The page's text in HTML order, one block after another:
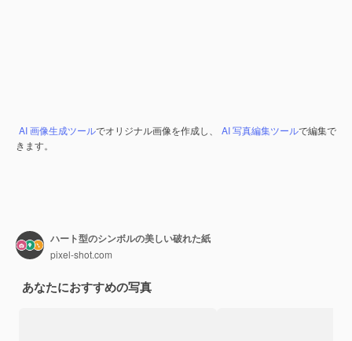
AI 画像生成ツールでオリジナル画像を作成し、 AI 写真編集ツールで編集で
きます。
ハート型のシンボルの美しい破れた紙
pixel-shot.com
あなたにおすすめの写真